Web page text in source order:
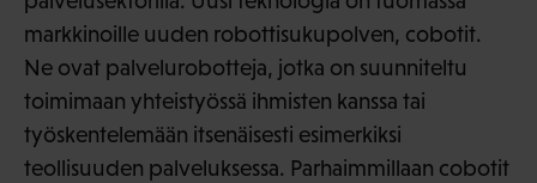
markkinoille uuden robottisukupolven, cobotit.
Ne ovat palvelurobotteja, jotka on suunniteltu
toimimaan yhteistyössä ihmisten kanssa tai
työskentelemään itsenäisesti esimerkiksi
teollisuuden palveluksessa. Parhaimmillaan cobotit